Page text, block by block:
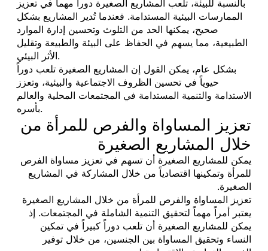
بالنسبة للبيئة، تلعب المشاريع الصغيرة دوراً مهماً في تعزيز
الممارسات البيئية المستدامة. فعندما تُدير المشاريع بشكل
صحيح، يمكنها الحد من التلوث وتحسين إدارة الموارد
الطبيعية، مما يسهم في الحفاظ على البيئة والطبيعة وتقليل
الأثر البيئي.
بشكل عام، يمكن القول إن المشاريع الصغيرة تلعب دوراً
حيوياً في تحسين الظروف الاجتماعية والبيئية، وتعزز
الاستدامة والتنمية المستدامة في المجتمعات المحلية والعالم
بأسره.
تعزيز المساواة والفرص للمرأة من
خلال المشاريع الصغيرة
يمكن للمشاريع الصغيرة أن تسهم في تعزيز مساواة الفرص
للمرأة وتمكينها اقتصادياً من خلال المشاركة في المشاريع
الصغيرة.
تعزيز المساواة والفرص للمرأة من خلال المشاريع الصغيرة
يعتبر أمراً مهماً لتحقيق التنمية الشاملة في المجتمعات. إذ
يمكن للمشاريع الصغيرة أن تلعب دوراً كبيراً في تمكين
النساء وتحقيق المساواة بين الجنسين، من خلال توفير